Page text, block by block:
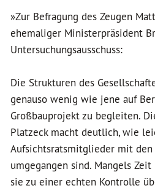
»Zur Befragung des Zeugen
ehemaliger Ministerpräsident
Untersuchungsausschuss:
Die Strukturen des
genauso wenig wie jene auf
Großbauprojekt zu begleiten.
Platzeck macht deutlich, wie
Aufsichtsratsmitglieder mit den
umgegangen sind. Mangels
sie zu einer echten Kontrolle